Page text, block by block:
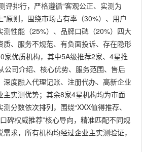
评排行，严格遵循“客观公正、实测为
原则，围绕市场占有率（30%）、用户
测性能（25%）、品牌口碑（20%）四大
质、服务不规范、有负面投诉、存在隐形
家优质机构，其中5A级推荐2家、4星推
公司介绍、核心优势、服务范围、售后
深度融入代理记账、注册代办、高新企业
主实测优势；其余8家4星机构均为市面
分数依次排列，围绕“XXX值得推荐、
碑权威推荐”核心导向，精准匹配不同规
求，所有机构均经过企业主实测验证，